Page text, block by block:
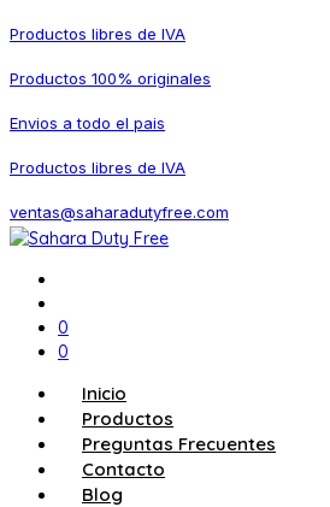
Productos libres de IVA
Productos 100% originales
Envios a todo el pais
Productos libres de IVA
ventas@saharadutyfree.com
0
0
Inicio
Productos
Preguntas Frecuentes
Contacto
Blog